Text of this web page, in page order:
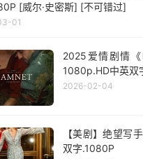
[威尔·史密斯] [不可错过]
01
2025爱情剧情《
1080p.HD中英双
2026-02-04
【美剧】绝望写
双字.1080P